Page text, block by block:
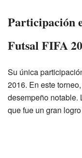
Participación
Futsal FIFA
Su única
2016. En este
desempeño notable.
que fue un gran